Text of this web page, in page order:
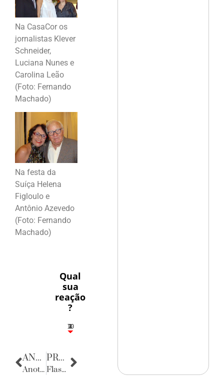
Na CasaCor os
jornalistas Klever
Schneider,
Luciana Nunes e
Carolina Leão
(Foto: Fernando
Machado)
Na festa da
Suíça Helena
Figloulo e
Antônio Azevedo
(Foto: Fernando
Machado)
Qual
sua
reação
?
3
1
1
2
10
ANTERIOR
Anotações do Cotidiano
PRÓXIMA
Flashes